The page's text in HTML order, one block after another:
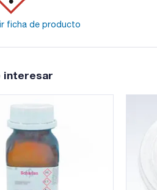
ficha de producto
interesar